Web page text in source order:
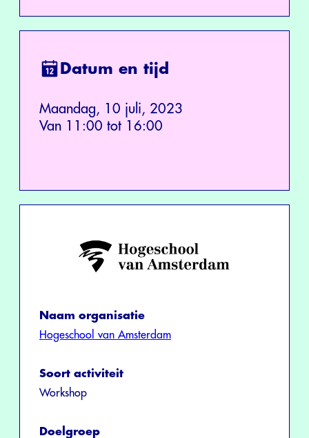
Datum en tijd
Maandag, 10 juli, 2023
Van 11:00 tot 16:00
Naam organisatie
Hogeschool van Amsterdam
Soort activiteit
Workshop
Doelgroep